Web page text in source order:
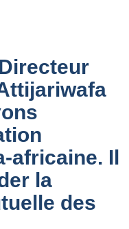
africaine. Il
la
des